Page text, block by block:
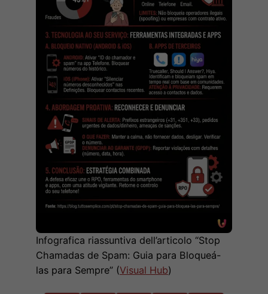
Infografica riassuntiva dell’articolo “Stop
Chamadas de Spam: Guia para Bloqueá-
las para Sempre” (Visual Hub)